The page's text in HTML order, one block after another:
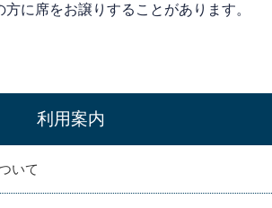
方に席をお譲りすることがあります。
利用案内
いて